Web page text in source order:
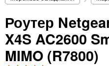
Комп'ютери
Моноблоки
Роутер
X4S AC2600
MIMO (R7800)